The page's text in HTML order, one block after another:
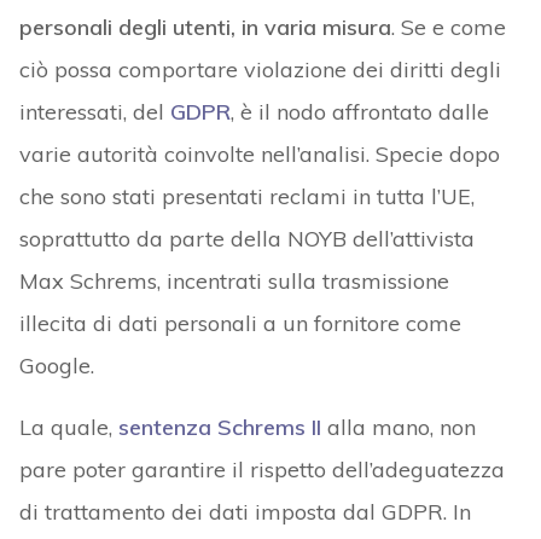
personali degli utenti, in varia misura. Se e come
ciò possa comportare violazione dei diritti degli
interessati, del GDPR, è il nodo affrontato dalle
varie autorità coinvolte nell’analisi. Specie dopo
che sono stati presentati reclami in tutta l’UE,
soprattutto da parte della NOYB dell’attivista
Max Schrems, incentrati sulla trasmissione
illecita di dati personali a un fornitore come
Google.
La quale, sentenza Schrems II alla mano, non
pare poter garantire il rispetto dell’adeguatezza
di trattamento dei dati imposta dal GDPR. In